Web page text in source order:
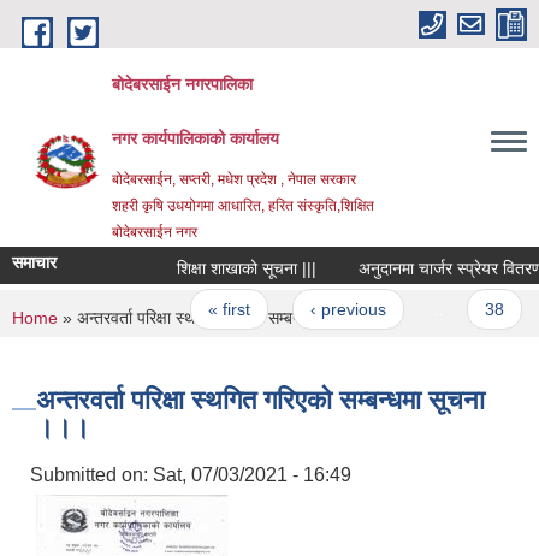
Skip to main content
बोदेबरसाईन नगरपालिका
नगर कार्यपालिकाको कार्यालय
बोदेबरसाईन, सप्तरी, मधेश प्रदेश , नेपाल सरकार
शहरी कृषि उधयोगमा आधारित, हरित संस्कृति,शिक्षित
बोदेबरसाईन नगर
समाचार शिक्षा शाखाको सूचना ||| अनुदानमा चार्जर स्प्रेयर
Pages
« first ‹ previous 38
You are here
Home » अन्तरवर्ता परिक्षा स्थगित गरिएकाे सम्बन्धमा सूचना ।।।
अन्तरवर्ता परिक्षा स्थगित गरिएकाे सम्बन्धमा सूचना
।।।
Submitted on: Sat, 07/03/2021 - 16:49